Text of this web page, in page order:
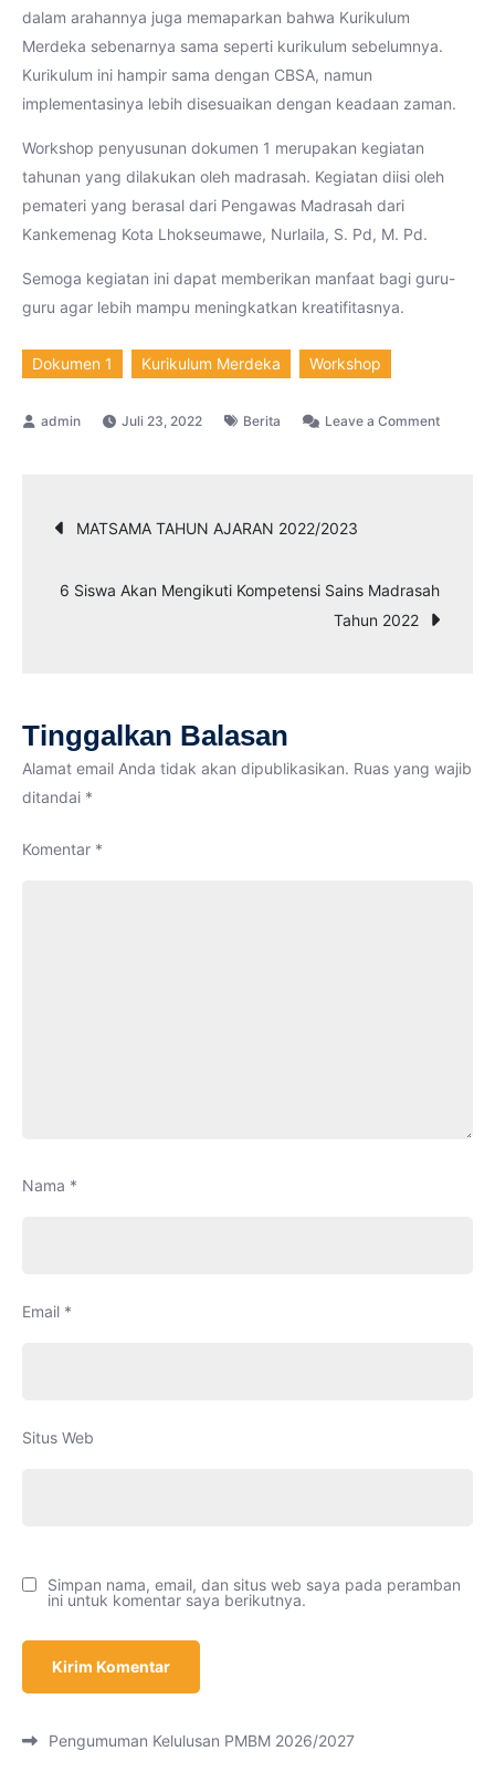
dalam arahannya juga memaparkan bahwa Kurikulum
Merdeka sebenarnya sama seperti kurikulum sebelumnya.
Kurikulum ini hampir sama dengan CBSA, namun
implementasinya lebih disesuaikan dengan keadaan zaman.
Workshop penyusunan dokumen 1 merupakan kegiatan
tahunan yang dilakukan oleh madrasah. Kegiatan diisi oleh
pemateri yang berasal dari Pengawas Madrasah dari
Kankemenag Kota Lhokseumawe, Nurlaila, S. Pd, M. Pd.
Semoga kegiatan ini dapat memberikan manfaat bagi guru-
guru agar lebih mampu meningkatkan kreatifitasnya.
Dokumen 1 Kurikulum Merdeka Workshop
Juli 23, 2022 Berita Leave a Commenton
dan
Navigasi
pos
MATSAMA TAHUN AJARAN 2022/2023
6 Siswa Akan Mengikuti Kompetensi Sains Madrasah
Tahun 2022
Tinggalkan Balasan
Alamat email Anda tidak akan dipublikasikan. Ruas yang wajib
ditandai *
Komentar *
Nama *
Email *
Situs Web
Simpan nama, email, dan situs web saya pada peramban
ini untuk komentar saya berikutnya.
Pengumuman Kelulusan PMBM 2026/2027